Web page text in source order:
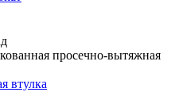
втулка